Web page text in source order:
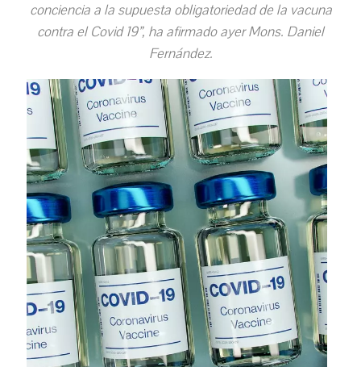
conciencia a la supuesta obligatoriedad de la vacuna
contra el Covid 19”, ha afirmado ayer Mons. Daniel
Fernández.